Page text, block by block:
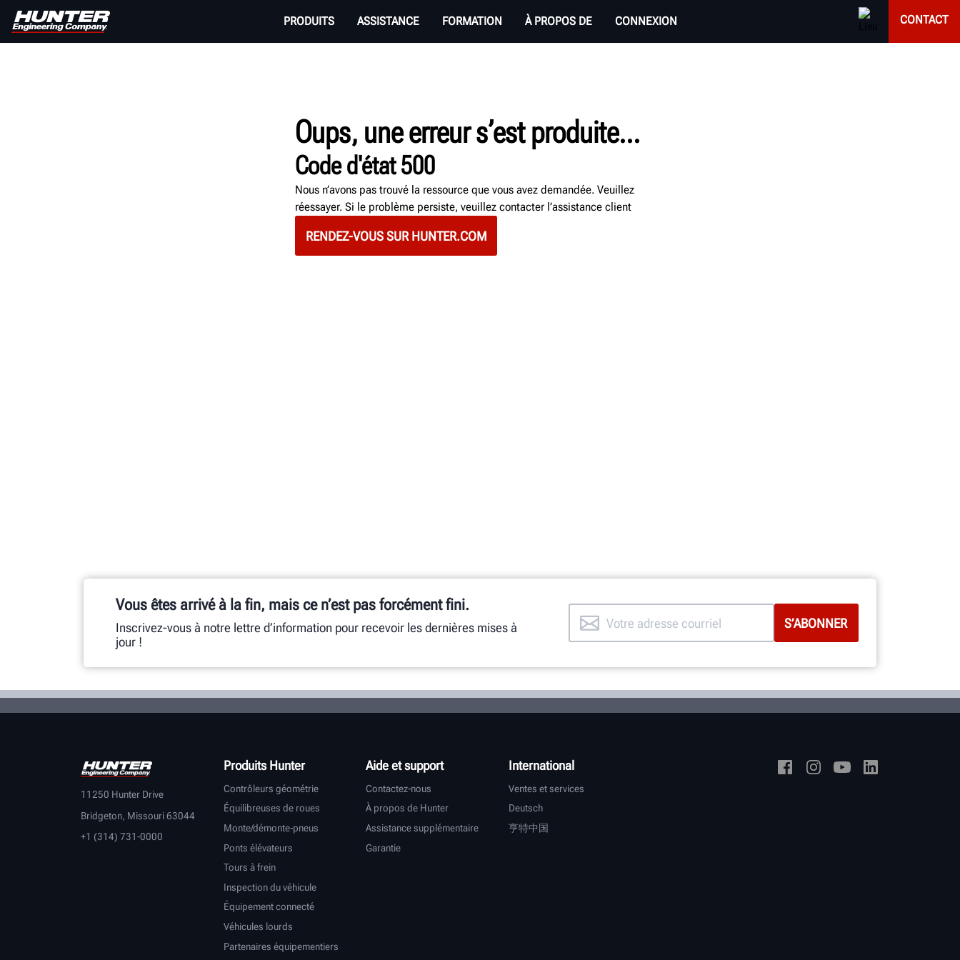
PRODUITS ASSISTANCE FORMATION À PROPOS DE CONNEXION CONTACT
Oups, une erreur s’est produite...
Code d'état 500
Nous n’avons pas trouvé la ressource que vous avez demandée. Veuillez
réessayer. Si le problème persiste, veuillez contacter l’assistance client
RENDEZ-VOUS SUR HUNTER.COM
Vous êtes arrivé à la fin, mais ce n’est pas forcément fini.
Inscrivez-vous à notre lettre d’information pour recevoir les dernières mises à
jour !
11250 Hunter Drive
Bridgeton, Missouri 63044
+1 (314) 731-0000
Produits Hunter
Contrôleurs géométrie
Équilibreuses de roues
Monte/démonte-pneus
Ponts élévateurs
Tours à frein
Inspection du véhicule
Équipement connecté
Véhicules lourds
Partenaires équipementiers
Aide et support
Contactez-nous
À propos de Hunter
Assistance supplémentaire
Garantie
International
Ventes et services
Deutsch
亨特中国